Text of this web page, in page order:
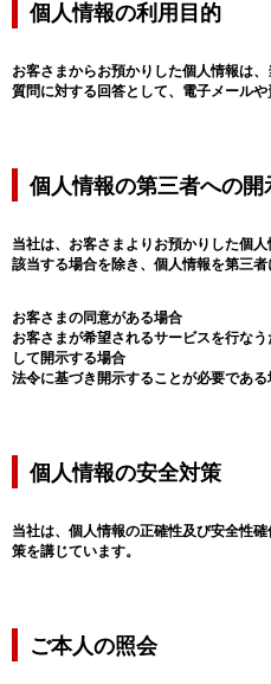
個人情報の利用目的
お客さまからお預かりした個人情報は
質問に対する回答として、電子メールや
個人情報の第三者への
当社は、お客さまよりお預かりした個
該当する場合を除き、個人情報を第三者
お客さまの同意がある場合
お客さまが希望されるサービスを行な
して開示する場合
法令に基づき開示することが必要である
個人情報の安全対策
当社は、個人情報の正確性及び安全性
策を講じています。
ご本人の照会